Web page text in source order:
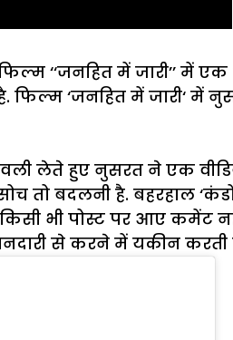
‘‘जनहित में जारी’’ में
फिल्म ‘जनहित में जारी‘
लेते हुए नुसरत ने एक
तो बदलनी है. बहरहाल
भी पोस्ट पर आए कमेंट
से करने में यकीन करती हूं.